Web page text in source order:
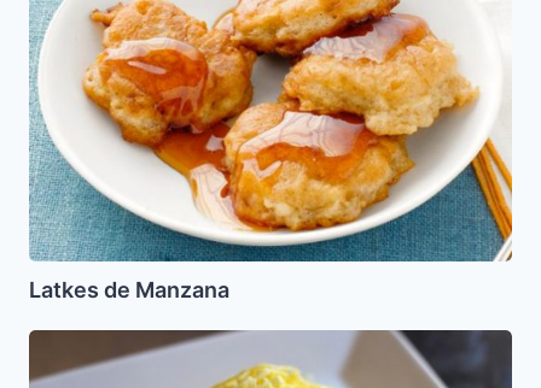
Latkes de Manzana
Fideos
de